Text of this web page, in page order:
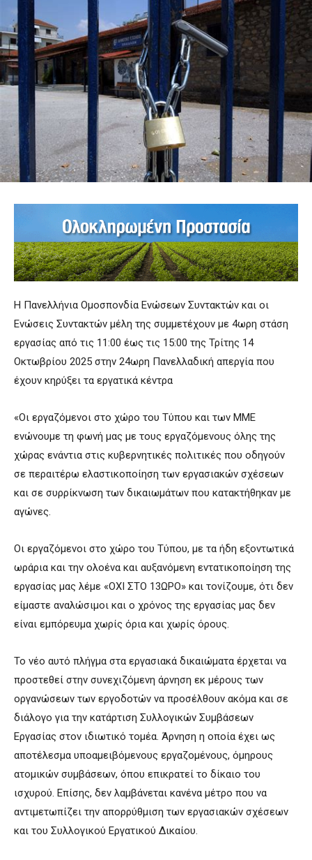
Η Πανελλήνια Ομοσπονδία Ενώσεων Συντακτών και οι
Ενώσεις Συντακτών μέλη της συμμετέχουν με 4ωρη στάση
εργασίας από τις 11:00 έως τις 15:00 της Τρίτης 14
Οκτωβρίου 2025 στην 24ωρη Πανελλαδική απεργία που
έχουν κηρύξει τα εργατικά κέντρα
«Οι εργαζόμενοι στο χώρο του Τύπου και των ΜΜΕ
ενώνουμε τη φωνή μας με τους εργαζόμενους όλης της
χώρας ενάντια στις κυβερνητικές πολιτικές που οδηγούν
σε περαιτέρω ελαστικοποίηση των εργασιακών σχέσεων
και σε συρρίκνωση των δικαιωμάτων που κατακτήθηκαν με
αγώνες.
Οι εργαζόμενοι στο χώρο του Τύπου, με τα ήδη εξοντωτικά
ωράρια και την ολοένα και αυξανόμενη εντατικοποίηση της
εργασίας μας λέμε «ΟΧΙ ΣΤΟ 13ΩΡΟ» και τονίζουμε, ότι δεν
είμαστε αναλώσιμοι και ο χρόνος της εργασίας μας δεν
είναι εμπόρευμα χωρίς όρια και χωρίς όρους.
Το νέο αυτό πλήγμα στα εργασιακά δικαιώματα έρχεται να
προστεθεί στην συνεχιζόμενη άρνηση εκ μέρους των
οργανώσεων των εργοδοτών να προσέλθουν ακόμα και σε
διάλογο για την κατάρτιση Συλλογικών Συμβάσεων
Εργασίας στον ιδιωτικό τομέα. Άρνηση η οποία έχει ως
αποτέλεσμα υποαμειβόμενους εργαζομένους, όμηρους
ατομικών συμβάσεων, όπου επικρατεί το δίκαιο του
ισχυρού. Επίσης, δεν λαμβάνεται κανένα μέτρο που να
αντιμετωπίζει την απορρύθμιση των εργασιακών σχέσεων
και του Συλλογικού Εργατικού Δικαίου.